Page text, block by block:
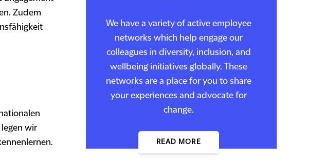
Zudem
wir
We have a variety of active employee
networks which help engage our
colleagues in diversity, inclusion, and
wellbeing initiatives globally. These
networks are a place for you to share
your experiences and advocate for
change.
READ MORE